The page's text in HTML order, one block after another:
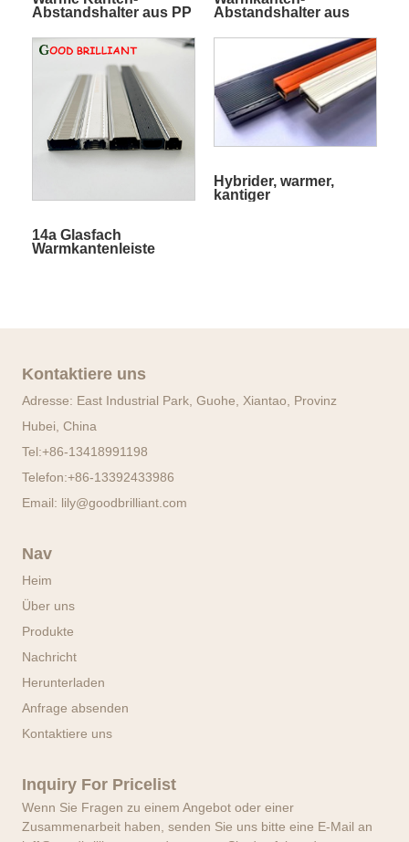
Abstandshalter aus PP
Abstandshalter aus
14a Glasfach
Warmkantenleiste
Hybrider, warmer,
kantiger
Kontaktiere uns
Adresse: East Industrial Park, Guohe, Xiantao, Provinz
Hubei, China
Tel:+86-13418991198
Telefon:+86-13392433986
Email: lily@goodbrilliant.com
Nav
Heim
Über uns
Produkte
Nachricht
Herunterladen
Anfrage absenden
Kontaktiere uns
Inquiry For Pricelist
Wenn Sie Fragen zu einem Angebot oder einer
Zusammenarbeit haben, senden Sie uns bitte eine E-Mail an